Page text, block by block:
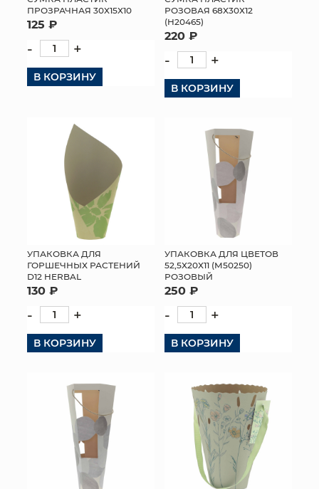
ПРОЗРАЧНАЯ 30Х15Х10
125 ₽
- +
В КОРЗИНУ
РОЗОВАЯ 68Х30Х12
(H20465)
220 ₽
- +
В КОРЗИНУ
УПАКОВКА ДЛЯ
ГОРШЕЧНЫХ РАСТЕНИЙ
D12 HERBAL
130 ₽
- +
В КОРЗИНУ
УПАКОВКА ДЛЯ ЦВЕТОВ
52,5Х20Х11 (М50250)
РОЗОВЫЙ
250 ₽
- +
В КОРЗИНУ